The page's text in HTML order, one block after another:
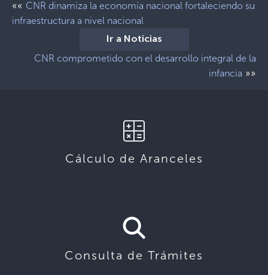
«« CNR dinamiza la economía nacional fortaleciendo su
infraestructura a nivel nacional
Ir a Noticias
CNR comprometido con el desarrollo integral de la
infancia »»
Cálculo de Aranceles
Consulta de Trámites